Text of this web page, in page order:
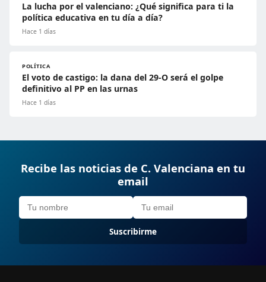
La lucha por el valenciano: ¿Qué significa para ti la
política educativa en tu día a día?
Hace 1 días
POLÍTICA
El voto de castigo: la dana del 29-O será el golpe
definitivo al PP en las urnas
Hace 1 días
Recibe las noticias de C. Valenciana en tu
email
Suscribirme